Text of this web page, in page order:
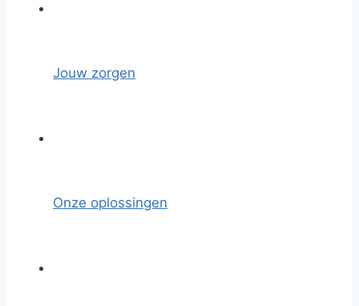
Jouw zorgen
Onze oplossingen